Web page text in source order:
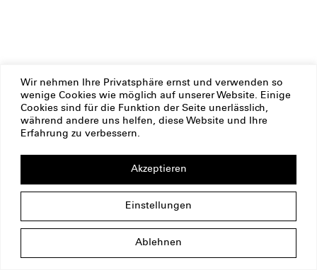
Wir nehmen Ihre Privatsphäre ernst und verwenden so
wenige Cookies wie möglich auf unserer Website. Einige
Cookies sind für die Funktion der Seite unerlässlich,
während andere uns helfen, diese Website und Ihre
Erfahrung zu verbessern.
Einstellungen
Ablehnen
Akzeptieren